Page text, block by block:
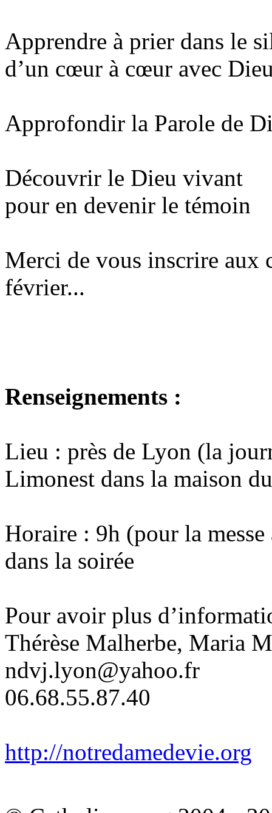
Apprendre à prier dans le
d’un cœur à cœur avec
Approfondir la Parole de
Découvrir le Dieu vivant
pour en devenir le témoin
Merci de vous inscrire aux
février...
Renseignements :
Lieu : près de Lyon (la
Limonest dans la maison
Horaire : 9h (pour la
dans la soirée
Pour avoir plus
Thérèse Malherbe, Maria
ndvj.lyon@yahoo.fr
06.68.55.87.40
http://notredamedevie.org